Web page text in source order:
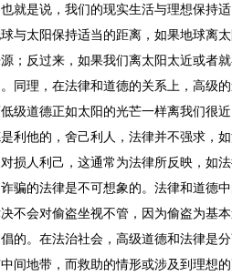
就是说，我们的现实生活与理想保持
与太阳保持适当的距离，如果地球离
；反过来，如果我们离太阳太近或者
同理，在法律和道德的关系上，高级
级道德正如太阳的光芒一样离我们很
利他的，舍己利人，法律并不强求，
损人利己，这通常为法律所反映，如
骗的法律是不可想象的。法律和道德
不会对偷盗坐视不管，因为偷盗为基
的。在法治社会，高级道德和法律是
间地带，而救助的情形或涉及到理想